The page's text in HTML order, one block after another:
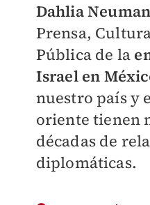
Dahlia
Prensa,
Pública de la
Israel en
nuestro país y
oriente tienen
décadas de
diplomáticas.